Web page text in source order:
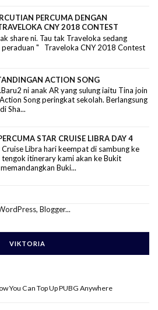
PERCUMA DENGAN
CNY 2018 CONTEST
share ni. Tau tak Traveloka sedang
peraduan " Traveloka CNY 2018 Contest
ACTION SONG
ni anak AR yang sulung iaitu Tina join
Song peringkat sekolah. Berlangsung
Sha...
STAR CRUISE LIBRA DAY 4
Libra hari keempat di sambung ke
tengok itinerary kami akan ke Bukit
Buki...
VIKTORIA
You Can Top Up PUBG Anywhere